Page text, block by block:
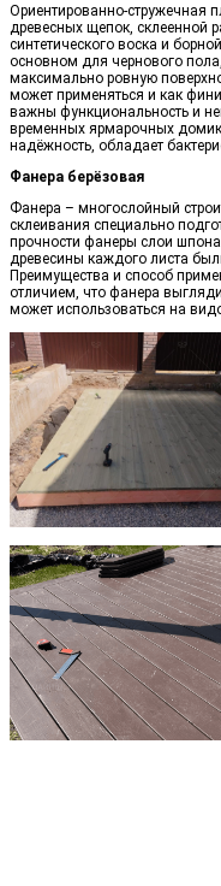
Ориентированно-стружечная
древесных щепок,
синтетического воска и
основном для чернового
максимально ровную
может применяться и как
важны функциональность и
временных ярмарочных
надёжность, обладает
Фанера берёзовая
Фанера – многослойный
склеивания специально
прочности фанеры слои
древесины каждого листа
Преимущества и способ
отличием, что фанера
может использоваться на